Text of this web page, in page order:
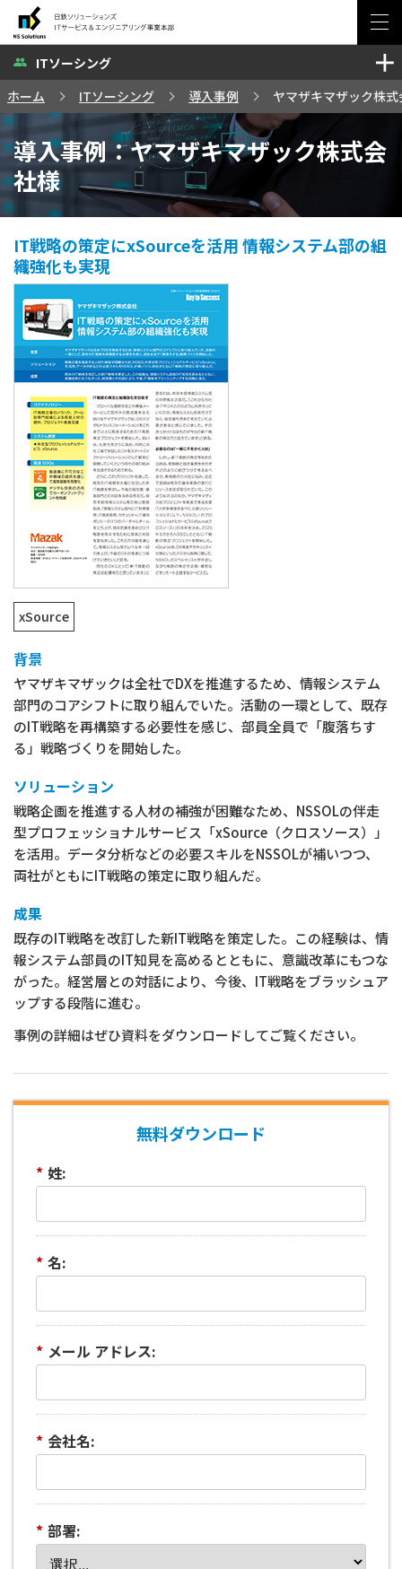
ソリューション・サービス
セミナー・イベント
事例
ブログ
お問い合わせ
サイトマップ 日鉄ソリューションズ
会社情報
プライバシーポリシー
ITソーシング
ホーム
ITソーシング 導入事例 ヤマザキマザック株
導入事例：ヤマザキマザック株式会
社様
IT戦略の策定にxSourceを活用情報システム部の組
織強化も実現
xSource
背景
ヤマザキマザックは全社でDXを推進するため、情報システム
部門のコアシフトに取り組んでいた。活動の一環として、既存
のIT戦略を再構築する必要性を感じ、部員全員で「腹落ちす
る」戦略づくりを開始した。
ソリューション
戦略企画を推進する人材の補強が困難なため、NSSOLの伴走
型プロフェッショナルサービス「xSource（クロスソース）」
を活用。データ分析などの必要スキルをNSSOLが補いつつ、
両社がともにIT戦略の策定に取り組んだ。
成果
既存のIT戦略を改訂した新IT戦略を策定した。この経験は、情
報システム部員のIT知見を高めるとともに、意識改革にもつな
がった。経営層との対話により、今後、IT戦略をブラッシュア
ップする段階に進む。
事例の詳細はぜひ資料をダウンロードしてご覧ください。
無料ダウンロード
* 姓:
* 名:
* メール アドレス:
* 会社名:
* 部署: